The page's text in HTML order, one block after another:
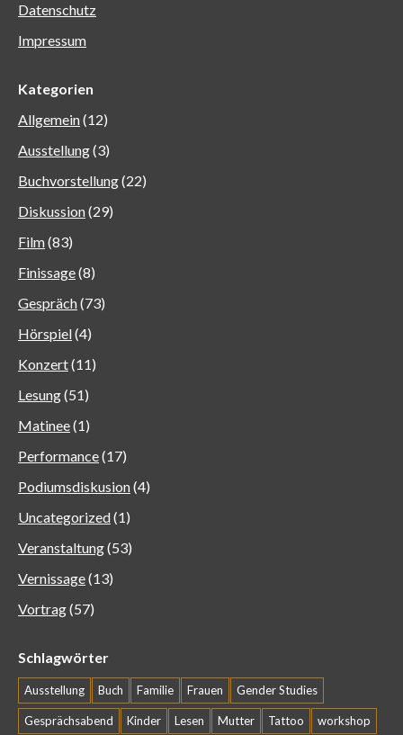
Datenschutz
Impressum
Kategorien
Allgemein(12)
Ausstellung(3)
Buchvorstellung(22)
Diskussion(29)
Film(83)
Finissage(8)
Gespräch(73)
Hörspiel(4)
Konzert(11)
Lesung(51)
Matinee(1)
Performance(17)
Podiumsdiskusion(4)
Uncategorized(1)
Veranstaltung(53)
Vernissage(13)
Vortrag(57)
Schlagwörter
Ausstellung Buch Familie Frauen Gender Studies
Gesprächsabend Kinder Lesen Mutter Tattoo workshop